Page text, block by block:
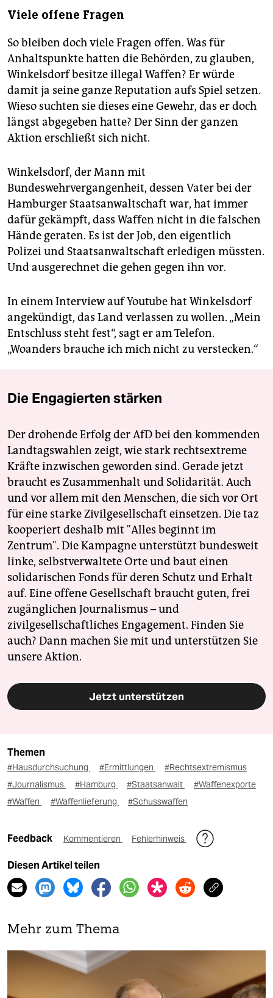
Viele offene Fragen
So bleiben doch viele Fragen offen. Was für
Anhaltspunkte hatten die Behörden, zu glauben,
Winkelsdorf besitze illegal Waffen? Er würde
damit ja seine ganze Reputation aufs Spiel setzen.
Wieso suchten sie dieses eine Gewehr, das er doch
längst abgegeben hatte? Der Sinn der ganzen
Aktion erschließt sich nicht.
Winkelsdorf, der Mann mit
Bundeswehrvergangenheit, dessen Vater bei der
Hamburger Staatsanwaltschaft war, hat immer
dafür gekämpft, dass Waffen nicht in die falschen
Hände geraten. Es ist der Job, den eigentlich
Polizei und Staatsanwaltschaft erledigen müssten.
Und ausgerechnet die gehen gegen ihn vor.
In einem Interview auf Youtube hat Winkelsdorf
angekündigt, das Land verlassen zu wollen. „Mein
Entschluss steht fest“, sagt er am Telefon.
„Woanders brauche ich mich nicht zu verstecken.“
Die Engagierten stärken
Der drohende Erfolg der AfD bei den kommenden
Landtagswahlen zeigt, wie stark rechtsextreme
Kräfte inzwischen geworden sind. Gerade jetzt
braucht es Zusammenhalt und Solidarität. Auch
und vor allem mit den Menschen, die sich vor Ort
für eine starke Zivilgesellschaft einsetzen. Die taz
kooperiert deshalb mit "Alles beginnt im
Zentrum". Die Kampagne unterstützt bundesweit
linke, selbstverwaltete Orte und baut einen
solidarischen Fonds für deren Schutz und Erhalt
auf. Eine offene Gesellschaft braucht guten, frei
zugänglichen Journalismus – und
zivilgesellschaftliches Engagement. Finden Sie
auch? Dann machen Sie mit und unterstützen Sie
unsere Aktion.
Jetzt unterstützen
Themen
#Hausdurchsuchung #Ermittlungen
#Rechtsextremismus
#Journalismus
#Hamburg #Staatsanwalt
#Waffenexporte
#Waffen
#Waffenlieferung #Schusswaffen
Feedback Kommentieren Fehlerhinweis
Diesen Artikel teilen
Mehr zum Thema